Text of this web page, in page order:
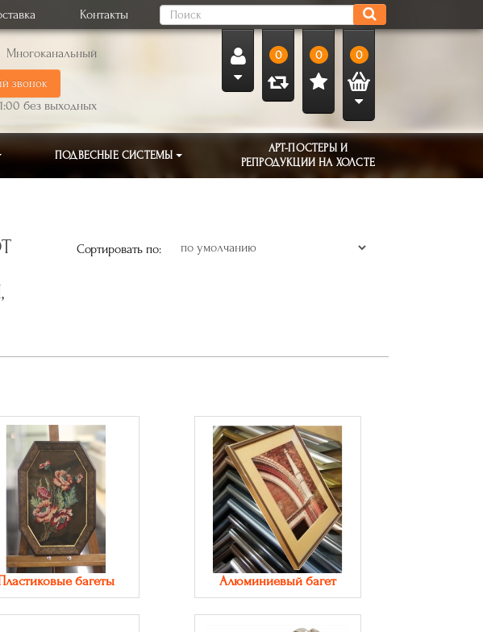
Контакты
Многоканальный
звонок
без выходных
0 0 0
ПОДВЕСНЫЕ СИСТЕМЫ
АРТ-ПОСТЕРЫ И
РЕПРОДУКЦИИ НА ХОЛСТЕ
Сортировать по:
багеты Алюминиевый багет